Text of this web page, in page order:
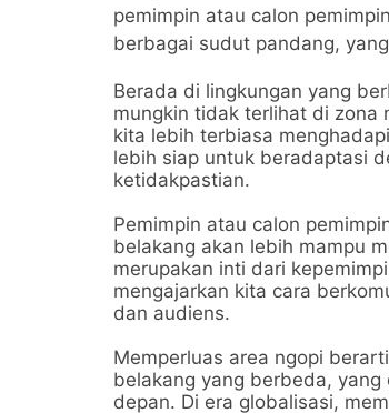
pemimpin atau calon
berbagai sudut pandang,
Berada di lingkungan yang
mungkin tidak terlihat di zona
kita lebih terbiasa
lebih siap untuk beradaptasi
ketidakpastian.
Pemimpin atau calon
belakang akan lebih mampu
merupakan inti dari
mengajarkan kita cara
dan audiens.
Memperluas area ngopi
belakang yang berbeda,
depan. Di era globalisasi,